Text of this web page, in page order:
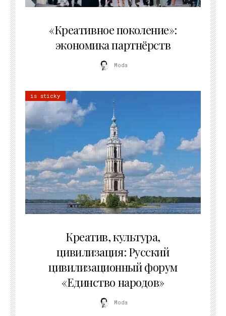
«Креативное поколение»:
экономика партнёрств
Moda
is sticky
Креатив, культура,
цивилизация: Русский
цивилизационный форум
«Единство народов»
Moda